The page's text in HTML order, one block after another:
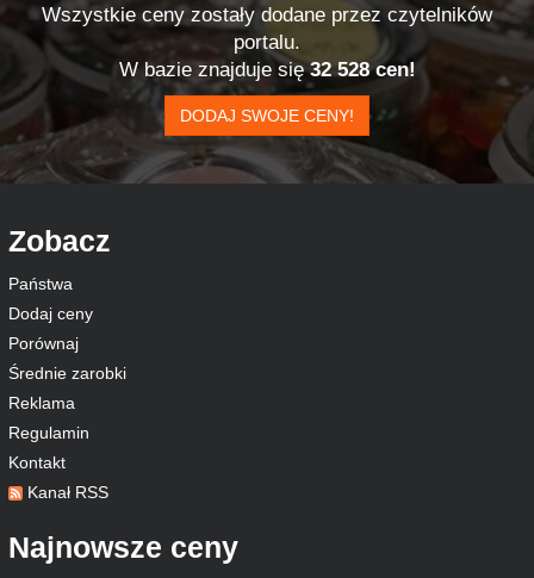
Wszystkie ceny zostały dodane przez czytelników
portalu.
W bazie znajduje się32 528 cen!
DODAJ SWOJE CENY!
Zobacz
Państwa
Dodaj ceny
Porównaj
Średnie zarobki
Reklama
Regulamin
Kontakt
Kanał RSS
Najnowsze ceny